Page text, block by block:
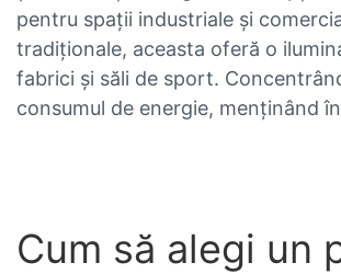
pentru spații industriale și
tradiționale, aceasta oferă o
fabrici și săli de sport.
consumul de energie, menținând
Cum să alegi un